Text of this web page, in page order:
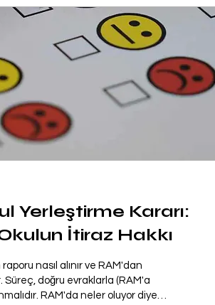
Yerleştirme Kararı:
İtiraz Hakkı
nasıl alınır ve RAM'dan
doğru evraklarla (RAM'a
RAM'da neler oluyor diye